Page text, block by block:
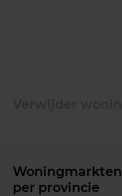
Woningmarkten
per provincie